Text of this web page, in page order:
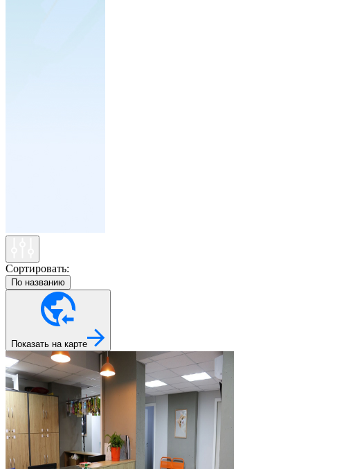
Сортировать:
По названию
Показать на карте